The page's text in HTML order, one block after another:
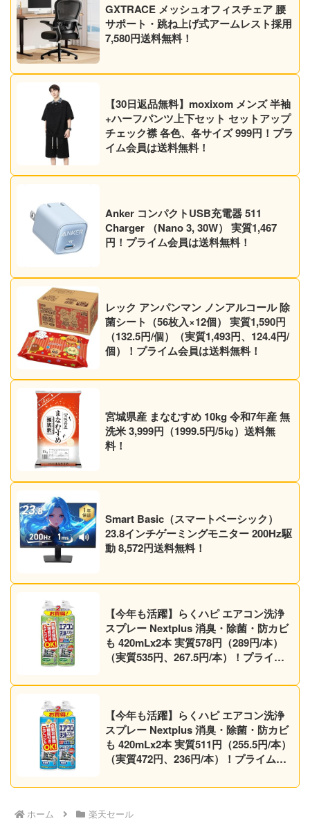
GXTRACE メッシュオフィスチェア 腰
サポート・跳ね上げ式アームレスト採用
7,580円送料無料！
【30日返品無料】moxixom メンズ 半袖
+ハーフパンツ上下セット セットアップ
チェック襟 各色、各サイズ 999円！プラ
イム会員は送料無料！
Anker コンパクトUSB充電器 511
Charger （Nano 3, 30W） 実質1,467
円！プライム会員は送料無料！
レック アンパンマン ノンアルコール 除
菌シート（56枚入×12個） 実質1,590円
（132.5円/個）（実質1,493円、124.4円/
個）！プライム会員は送料無料！
宮城県産 まなむすめ 10kg 令和7年産 無
洗米 3,999円（1999.5円/5㎏）送料無
料！
Smart Basic（スマートベーシック）
23.8インチゲーミングモニター 200Hz駆
動 8,572円送料無料！
【今年も活躍】らくハピ エアコン洗浄
スプレー Nextplus 消臭・除菌・防カビ
も 420mLx2本 実質578円（289円/本）
（実質535円、267.5円/本）！プライム
【今年も活躍】らくハピ エアコン洗浄
スプレー Nextplus 消臭・除菌・防カビ
も 420mLx2本 実質511円（255.5円/本）
（実質472円、236円/本）！プライム会
ホーム 楽天セール